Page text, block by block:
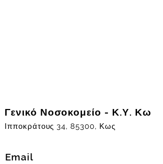
Γενικό Νοσοκομείο - Κ.Υ. Κω
Ιπποκράτους 34, 85300, Κως
Email